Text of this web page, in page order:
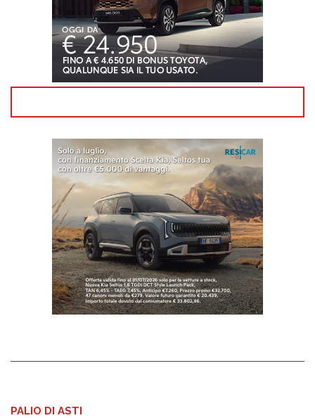
PALIO DI ASTI